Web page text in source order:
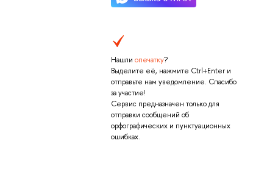
Нашли опечатку?
Выделите её, нажмите Ctrl+Enter и
отправьте нам уведомление. Спасибо
за участие!
Сервис предназначен только для
отправки сообщений об
орфографических и пунктуационных
ошибках.